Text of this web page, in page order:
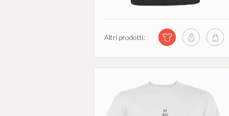
Altri prodotti: